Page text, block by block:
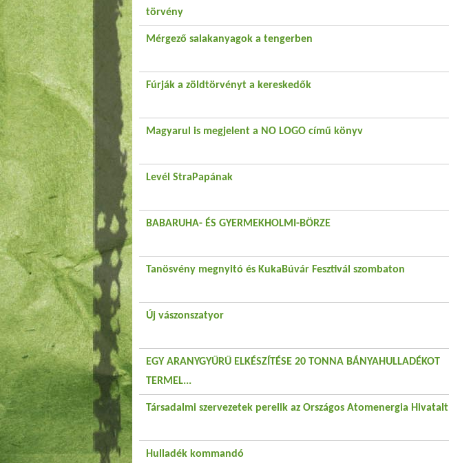
törvény
Mérgező salakanyagok a tengerben
Fúrják a zöldtörvényt a kereskedők
Magyarul is megjelent a NO LOGO című könyv
Levél StraPapának
BABARUHA- ÉS GYERMEKHOLMI-BÖRZE
Tanösvény megnyitó és KukaBúvár Fesztivál szombaton
Új vászonszatyor
EGY ARANYGYŰRŰ ELKÉSZÍTÉSE 20 TONNA BÁNYAHULLADÉKOT
TERMEL...
Társadalmi szervezetek perelik az Országos Atomenergia Hivatalt
Hulladék kommandó